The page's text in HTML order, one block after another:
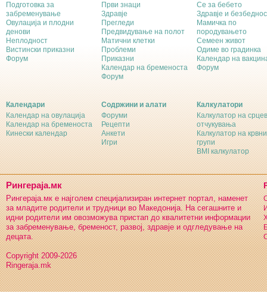
Подготовка за
забременување
Овулација и плодни
денови
Неплодност
Вистински приказни
Форум
Први знаци
Здравје
Прегледи
Предвидување на полот
Матични клетки
Проблеми
Приказни
Календар на бременоста
Форум
Се за бебето
Здравје и
Мамичка по
породувањето
Семеен живот
Одиме во градинка
Календар на
Форум
Календари
Календар на овулација
Календар на бременоста
Кинески календар
Содржини и алати
Форуми
Рецепти
Анкети
Игри
Калкулатори
Калкулатор на
отчукувања
Калкулатор на крвни
групи
BMI калкулатор
Рингераја.мк
Рингераја.мк е најголем специјализиран интернет портал, наменет
за младите родители и трудници во Македонија. На сегашните и
идни родители им овозможува пристап до квалитетни информации
за забременување, бременост, развој, здравје и одгледување на
децата.
Copyright 2009-2026
Ringeraja.mk